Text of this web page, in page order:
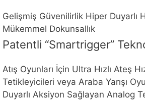
Gelişmiş Güvenilirlik Hiper Duyarlı
Mükemmel Dokunsallık
Patentli “Smartrigger”
Atış Oyunları İçin Ultra Hızlı Ateş
Tetikleyicileri veya Araba Yarışı
Duyarlı Aksiyon Sağlayan Analog